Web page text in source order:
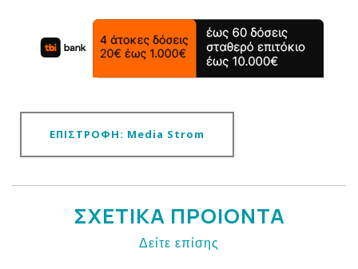
ΕΠΙΣΤΡΟΦΗ: Media Strom
ΣΧΕΤΙΚΑ ΠΡΟΙΟΝΤΑ
Δείτε επίσης